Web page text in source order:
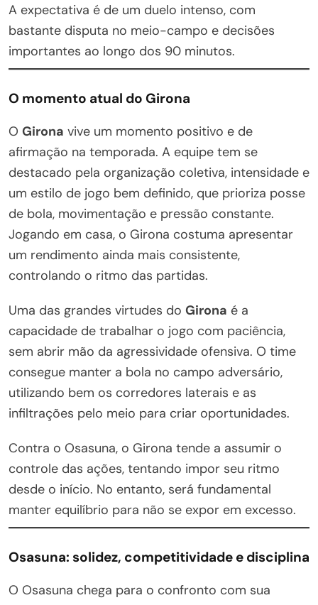
A expectativa é de um duelo intenso, com
bastante disputa no meio-campo e decisões
importantes ao longo dos 90 minutos.
O momento atual do Girona
O Girona vive um momento positivo e de
afirmação na temporada. A equipe tem se
destacado pela organização coletiva, intensidade e
um estilo de jogo bem definido, que prioriza posse
de bola, movimentação e pressão constante.
Jogando em casa, o Girona costuma apresentar
um rendimento ainda mais consistente,
controlando o ritmo das partidas.
Uma das grandes virtudes do Girona é a
capacidade de trabalhar o jogo com paciência,
sem abrir mão da agressividade ofensiva. O time
consegue manter a bola no campo adversário,
utilizando bem os corredores laterais e as
infiltrações pelo meio para criar oportunidades.
Contra o Osasuna, o Girona tende a assumir o
controle das ações, tentando impor seu ritmo
desde o início. No entanto, será fundamental
manter equilíbrio para não se expor em excesso.
Osasuna: solidez, competitividade e disciplina
O Osasuna chega para o confronto com sua